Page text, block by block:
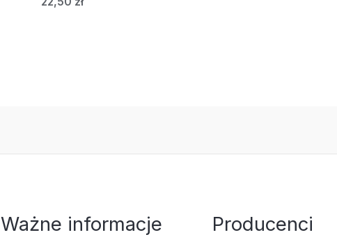
Ważne informacje Producenci